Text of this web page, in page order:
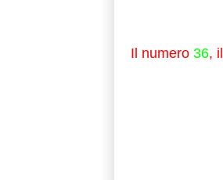
Il numero 36, il